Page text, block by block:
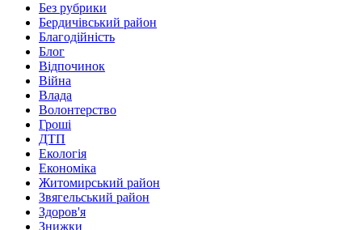
Без рубрики
Бердичівський район
Благодійність
Блог
Відпочинок
Війна
Влада
Волонтерство
Гроші
ДТП
Екологія
Економіка
Житомирський район
Звягельський район
Здоров'я
Знижки